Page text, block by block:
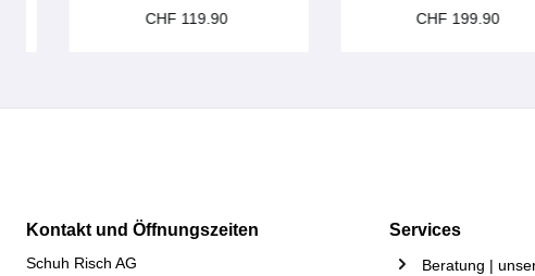
CHF 119.90 CHF 199.90
Kontakt und Öffnungszeiten
Schuh Risch AG
Services
Beratung |